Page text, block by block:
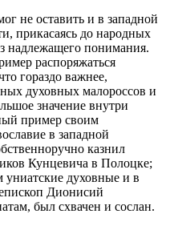
не оставить и в западной
прикасаясь до народных
надлежащего понимания.
распоряжаться
гораздо важнее,
духовных малороссов и
значение внутри
пример своим
в западной
казнил
Кунцевича в Полоцке;
униатские духовные и в
Дионисий
был схвачен и сослан.